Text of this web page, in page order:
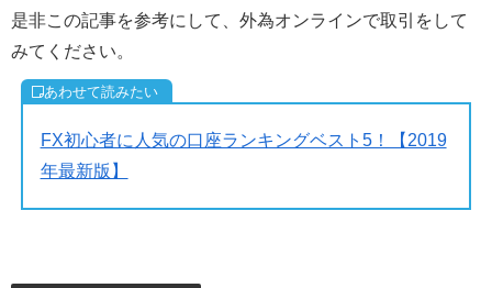
是非この記事を参考にして、外為オンラインで取引をして
みてください。
FX初心者に人気の口座ランキングベスト5！【2019
年最新版】